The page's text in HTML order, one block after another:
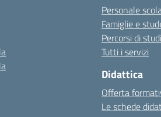
Personale
Famiglie e
Percorsi di
Tutti i servizi
Didattica
Offerta
Le schede